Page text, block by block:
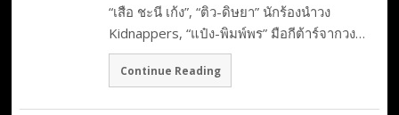
“เสือ ชะนี เก้ง”, “ติว-ดิษยา” นักร้องนำวง
Kidnappers, “แป๋ง-พิมพ์พร” มือกีต้าร์จากวง…
Continue Reading